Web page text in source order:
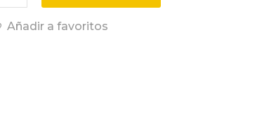
Añadir a favoritos